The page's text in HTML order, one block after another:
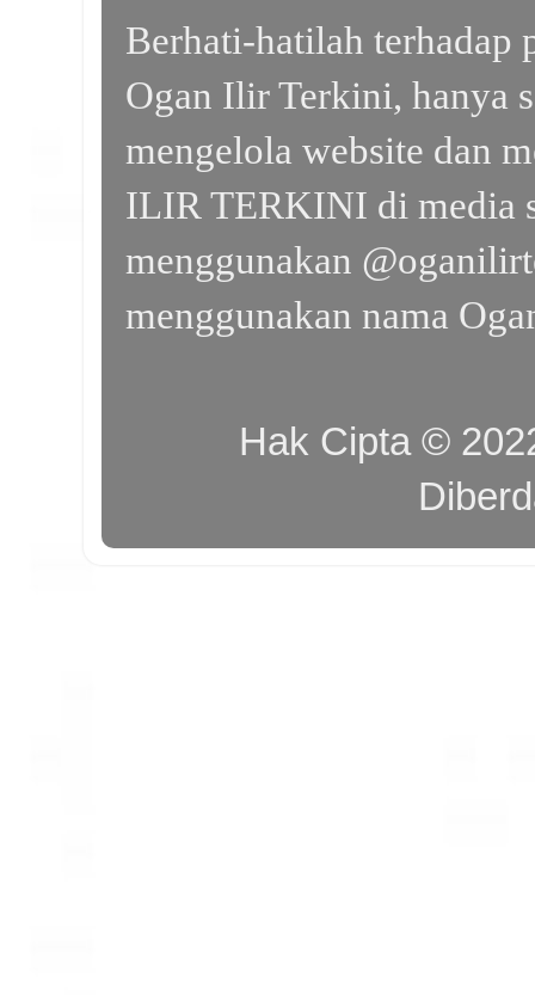
Berhati-hatilah terhadap
Ogan Ilir Terkini, hanya
mengelola website dan
ILIR TERKINI di media
menggunakan
menggunakan nama
Hak Cipta ©